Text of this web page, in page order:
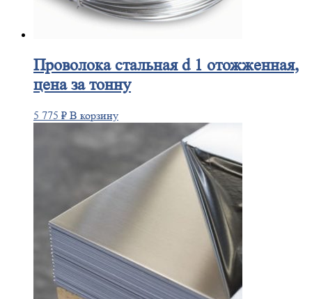
Проволокастальная d 1 отожженная,
цена за тонну
5 775 ₽ В корзину